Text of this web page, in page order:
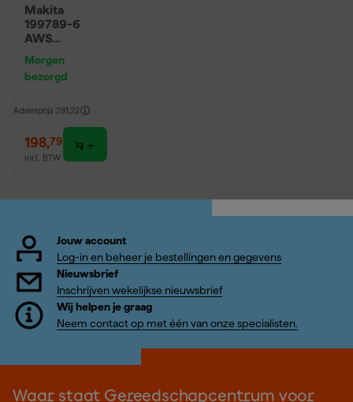
Makita
199789-6
AWS
Morgen
bezorgd
Adviesprijs 281,22
198,79
incl. BTW
Jouw account
Log-in en beheer je bestellingen en gegevens
Nieuwsbrief
Inschrijven wekelijkse nieuwsbrief
Wij helpen je graag
Neem contact op met één van onze specialisten.
Waar staat Gereedschapcentrum voor